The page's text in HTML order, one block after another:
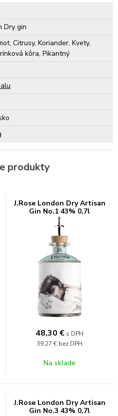
Dry gin
Citrusy, Koriander, Kvety,
kôra, Pikantný
produkty
J.Rose London Dry Artisan
Gin No.1 43% 0,7l
48,30 € s DPH
39,27 € bez DPH
Na sklade
J.Rose London Dry Artisan
Gin No.3 43% 0,7l